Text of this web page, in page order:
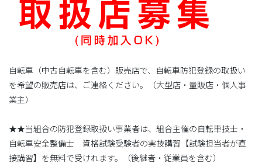
自転車（中古自転車を含む）販売店で、自転車防犯登録の取扱い
を希望の販売店は、ご連絡ください。（大型店・量販店・個人事
業主）
★★当組合の防犯登録取扱い事業者は、組合主催の自転車技士・
自転車安全整備士 資格試験受験者の実技講習【試験担当者が直
接講習】を無料で受けれます。（後継者・従業員を含む）